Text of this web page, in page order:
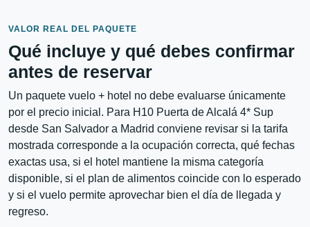
VALOR REAL DEL PAQUETE
Qué incluye y qué debes confirmar
antes de reservar
Un paquete vuelo + hotel no debe evaluarse únicamente
por el precio inicial. Para H10 Puerta de Alcalá 4* Sup
desde San Salvador a Madrid conviene revisar si la tarifa
mostrada corresponde a la ocupación correcta, qué fechas
exactas usa, si el hotel mantiene la misma categoría
disponible, si el plan de alimentos coincide con lo esperado
y si el vuelo permite aprovechar bien el día de llegada y
regreso.